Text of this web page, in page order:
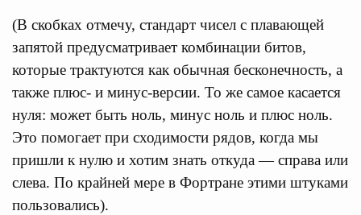
(В скобках отмечу, стандарт чисел с плавающей
запятой предусматривает комбинации битов,
которые трактуются как обычная бесконечность, а
также плюс- и минус-версии. То же самое касается
нуля: может быть ноль, минус ноль и плюс ноль.
Это помогает при сходимости рядов, когда мы
пришли к нулю и хотим знать откуда — справа или
слева. По крайней мере в Фортране этими штуками
пользовались).